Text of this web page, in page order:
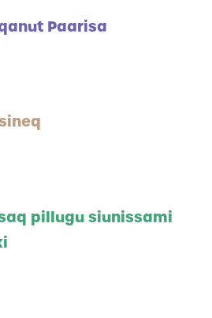
Paarisa
pillugu siunissami